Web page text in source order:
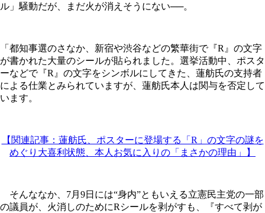
ル」騒動だが、まだ火が消えそうにない──。
「都知事選のさなか、新宿や渋谷などの繁華街で『R』の文字
が書かれた大量のシールが貼られました。選挙活動中、ポスタ
ーなどで『R』の文字をシンボルにしてきた、蓮舫氏の支持者
による仕業とみられていますが、蓮舫氏本人は関与を否定して
います。
【関連記事：蓮舫氏、ポスターに登場する「R」の文字の謎を
めぐり大喜利状態、本人お気に入りの「まさかの理由」】
そんななか、7月9日には“身内”ともいえる立憲民主党の一部
の議員が、火消しのためにRシールを剥がすも、『すべて剥が